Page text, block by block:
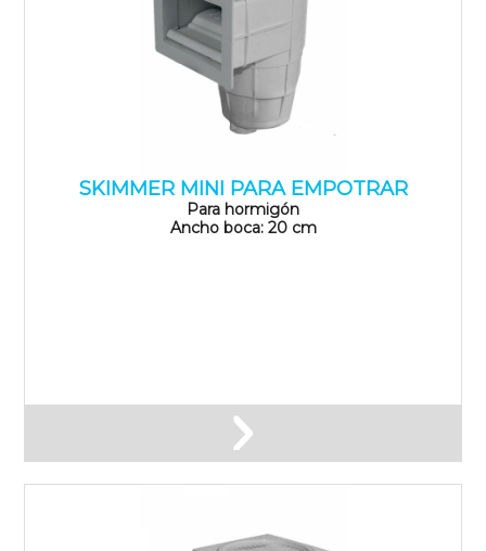
SKIMMER MINI PARA EMPOTRAR
Para hormigón
Ancho boca: 20 cm